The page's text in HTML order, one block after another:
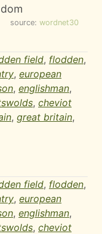
source: wordnet30
field, flodden,
, european
, englishman,
, cheviot
, great britain,
field, flodden,
, european
, englishman,
, cheviot